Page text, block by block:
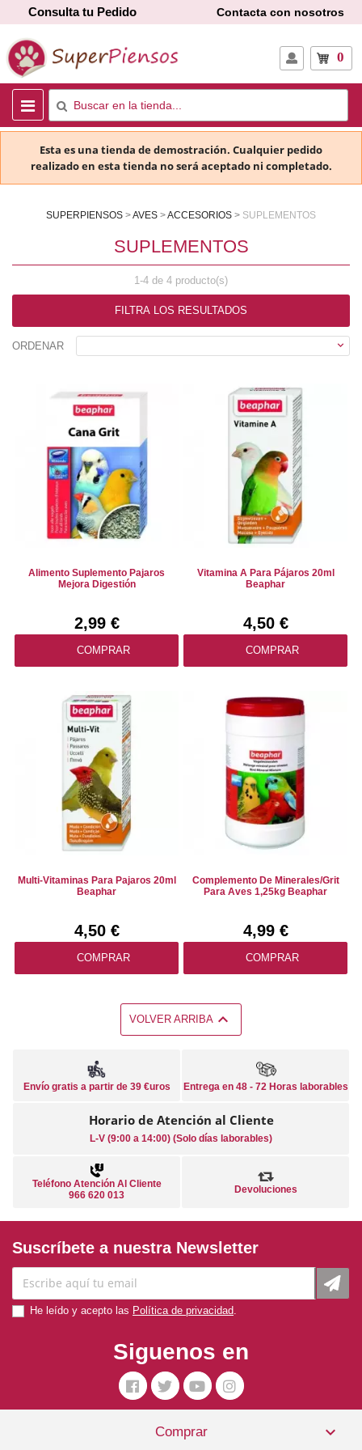
Consulta tu Pedido Contacta con nosotros
0
Esta es una tienda de demostración. Cualquier pedido
realizado en esta tienda no será aceptado ni completado.
SUPERPIENSOS AVES ACCESORIOS SUPLEMENTOS
SUPLEMENTOS
1-4 de 4 producto(s)
FILTRA LOS RESULTADOS
ORDENAR 
Alimento Suplemento Pajaros
Mejora Digestión
2,99 €
COMPRAR
Vitamina A Para Pájaros 20ml
Beaphar
4,50 €
COMPRAR
Multi-Vitaminas Para Pajaros 20ml
Beaphar
4,50 €
COMPRAR
Complemento De Minerales/Grit
Para Aves 1,25kg Beaphar
4,99 €
COMPRAR
VOLVER ARRIBA 
Envío gratis a partir de 39 €uros Entrega en 48 - 72 Horas laborables
Horario de Atención al Cliente
L-V (9:00 a 14:00) (Solo días laborables)
Teléfono Atención Al Cliente
966 620 013
Devoluciones
Suscríbete a nuestra Newsletter
He leído y acepto las Política de privacidad
Siguenos en
Comprar 